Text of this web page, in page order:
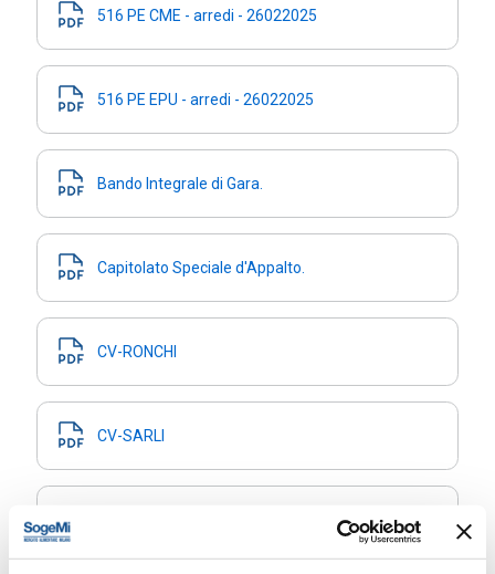
516 PE CME - arredi - 26022025
516 PE EPU - arredi - 26022025
Bando Integrale di Gara.
Capitolato Speciale d'Appalto.
CV-RONCHI
CV-SARLI
Delibera di Aggiudicazione definitiva.